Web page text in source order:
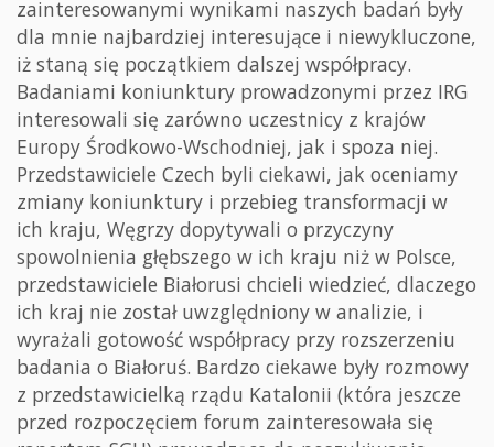
zainteresowanymi wynikami naszych badań były
dla mnie najbardziej interesujące i niewykluczone,
iż staną się początkiem dalszej współpracy.
Badaniami koniunktury prowadzonymi przez IRG
interesowali się zarówno uczestnicy z krajów
Europy Środkowo-Wschodniej, jak i spoza niej.
Przedstawiciele Czech byli ciekawi, jak oceniamy
zmiany koniunktury i przebieg transformacji w
ich kraju, Węgrzy dopytywali o przyczyny
spowolnienia głębszego w ich kraju niż w Polsce,
przedstawiciele Białorusi chcieli wiedzieć, dlaczego
ich kraj nie został uwzględniony w analizie, i
wyrażali gotowość współpracy przy rozszerzeniu
badania o Białoruś. Bardzo ciekawe były rozmowy
z przedstawicielką rządu Katalonii (która jeszcze
przed rozpoczęciem forum zainteresowała się